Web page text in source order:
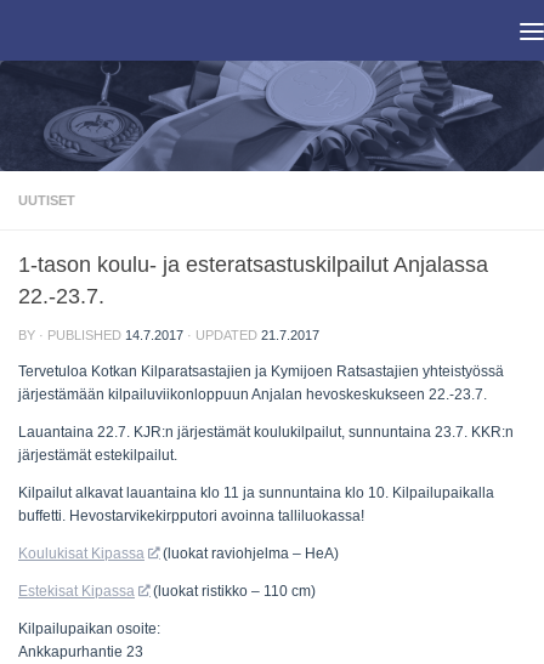
UUTISET
1-tason koulu- ja esteratsastuskilpailut Anjalassa
22.-23.7.
BY · PUBLISHED 14.7.2017 · UPDATED 21.7.2017
Tervetuloa Kotkan Kilparatsastajien ja Kymijoen Ratsastajien yhteistyössä
järjestämään kilpailuviikonloppuun Anjalan hevoskeskukseen 22.-23.7.
Lauantaina 22.7. KJR:n järjestämät koulukilpailut, sunnuntaina 23.7. KKR:n
järjestämät estekilpailut.
Kilpailut alkavat lauantaina klo 11 ja sunnuntaina klo 10. Kilpailupaikalla
buffetti. Hevostarvikekirpputori avoinna talliluokassa!
Koulukisat Kipassa (luokat raviohjelma – HeA)
Estekisat Kipassa (luokat ristikko – 110 cm)
Kilpailupaikan osoite:
Ankkapurhantie 23